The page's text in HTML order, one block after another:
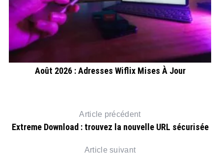
Août 2026 : Adresses Wiflix Mises À Jour
Article précédent
Extreme Download : trouvez la nouvelle URL sécurisée
Article suivant